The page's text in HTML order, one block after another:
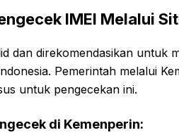
IMEI Melalui
dan direkomendasikan untuk
Pemerintah melalui
untuk pengecekan ini.
di Kemenperin: